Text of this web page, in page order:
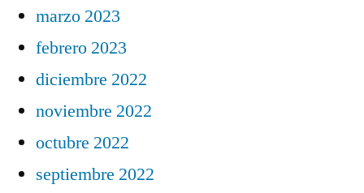
marzo 2023
febrero 2023
diciembre 2022
noviembre 2022
octubre 2022
septiembre 2022